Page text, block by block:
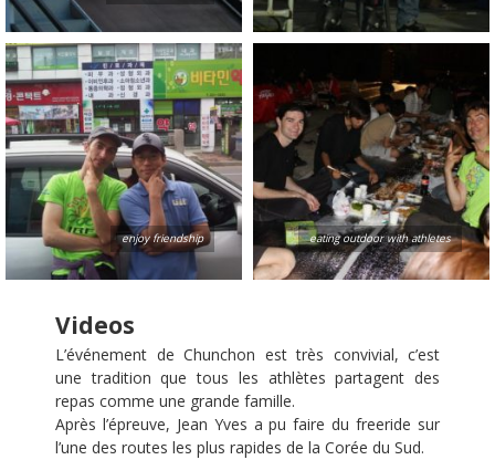
enjoy friendship eating outdoor with athletes
Videos
L’événement de Chunchon est très convivial, c’est
une tradition que tous les athlètes partagent des
repas comme une grande famille.
Après l’épreuve, Jean Yves a pu faire du freeride sur
l’une des routes les plus rapides de la Corée du Sud.